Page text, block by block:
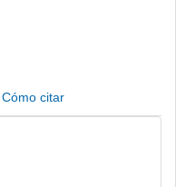
Cómo citar